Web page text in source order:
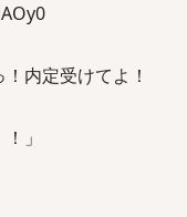
内定受けてよ！
」